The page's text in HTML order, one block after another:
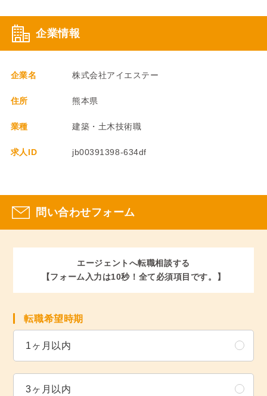
企業情報
企業名 株式会社アイエステー
住所 熊本県
業種 建築・土木技術職
求人ID jb00391398-634df
問い合わせフォーム
エージェントへ転職相談する
【フォーム入力は10秒！全て必須項目です。】
転職希望時期
1ヶ月以内
3ヶ月以内